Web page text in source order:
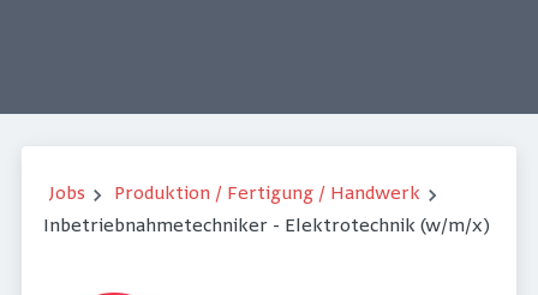
Jobs
Produktion / Fertigung / Handwerk
Inbetriebnahmetechniker - Elektrotechnik (w/m/x)